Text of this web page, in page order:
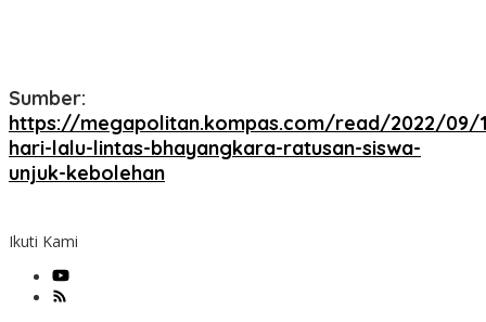
Sumber:
https://megapolitan.kompas.com/read/2022/09/
hari-lalu-lintas-bhayangkara-ratusan-siswa-
unjuk-kebolehan
Ikuti Kami